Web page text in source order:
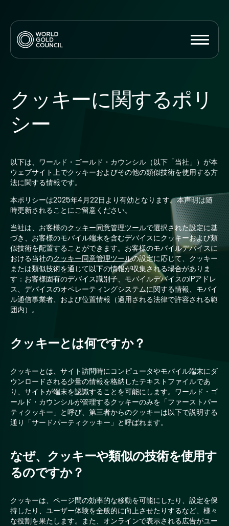
クッキーに関するポリ
シー
以下は、ワールド・ゴールド・カウンシル（以下「当社」）が本
ウェブサイト上でクッキーおよびその他の類似技術を使用する方
法に関する情報です。
本ポリシーは2025年4月22日より有効となります。本声明は随
時更新されることにご留意ください。
当社は、お客様のクッキー同意管理ツールで選択された設定に基
づき、お客様のモバイル端末を含むデバイスにクッキーおよび類
似技術を配置することができます。お客様のモバイルデバイスに
おける当社のクッキー同意管理ツールの設定に応じて、クッキー
または類似技術を通じて以下の情報が収集される場合がありま
す：お客様固有のデバイス識別子、モバイルデバイスのIPアドレ
ス、デバイスのオペレーティングシステムに関する情報、モバイ
ル通信事業者、および位置情報（適用される法律で許容される範
囲内）。
クッキーとは何ですか？
クッキーとは、サイト訪問時にコンピュータやモバイル端末にダ
ウンロードされる少量の情報を格納したテキストファイルであ
り、サイトが端末を認識することを可能にします。ワールド・ゴ
ールド・カウンシルが管理するクッキーのみを「ファーストパー
ティクッキー」と呼び、第三者からのクッキーは以下で説明する
通り「サードパーティクッキー」と呼ばれます。
なぜ、クッキーや類似の技術を使用す
るのですか？
クッキーは、ページ間の効率的な移動を可能にしたり、設定を保
持したり、ユーザー体験を全般的に向上させたりするなど、様々
な役割を果たします。また、オンラインで表示される広告がユー